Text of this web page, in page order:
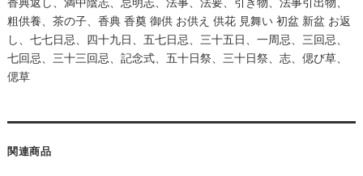
粗供養、茶の子、香典 香奠 御供 お供え 供花 見舞い 初盆 新盆 お返
し、七七日忌、四十九日、五七日忌、三十五日、一周忌、三回忌、
七回忌、三十三回忌、記念式、五十日祭、三十日祭、志、偲び草、
偲草
関連商品